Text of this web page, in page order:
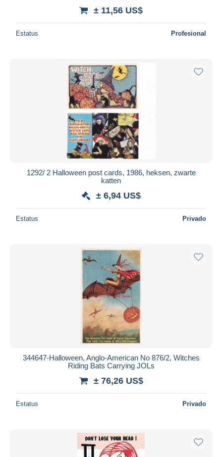
± 11,56 US$
Estatus Profesional
1292/ 2 Halloween post cards, 1986, heksen, zwarte
katten
± 6,94 US$
Estatus Privado
344647-Halloween, Anglo-American No 876/2, Witches
Riding Bats Carrying JOLs
± 76,26 US$
Estatus Privado